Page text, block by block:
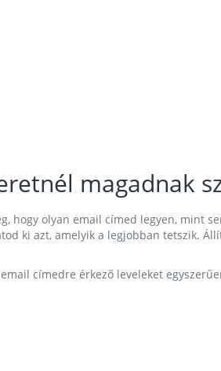
magadnak
hogy olyan email címed legyen, mint
ki azt, amelyik a legjobban tetszik.
címedre érkező leveleket